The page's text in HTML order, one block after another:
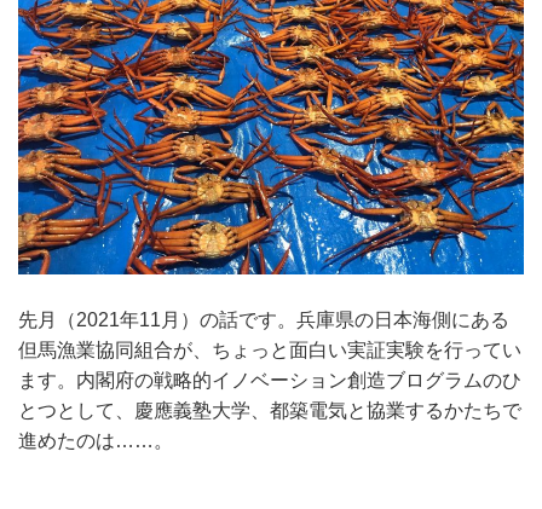
先月（2021年11月）の話です。兵庫県の日本海側にある
但馬漁業協同組合が、ちょっと面白い実証実験を行ってい
ます。内閣府の戦略的イノベーション創造ブログラムのひ
とつとして、慶應義塾大学、都築電気と協業するかたちで
進めたのは……。